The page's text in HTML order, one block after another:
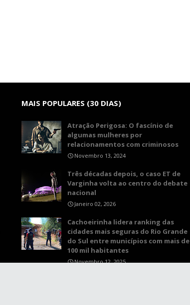
MAIS POPULARES (30 DIAS)
Atração Perigosa: O fascínio de
algumas mulheres por
relacionamentos com criminosos
Novembro 13, 2024
Três décadas depois, o caso ET de
Varginha volta ao centro do debate
nacional
Janeiro 02, 2026
Cachoeirinha lidera ranking das
cidades mais seguras do Rio Grande
do Sul entre municípios com mais de
100 mil habitantes
Novembro 12, 2025